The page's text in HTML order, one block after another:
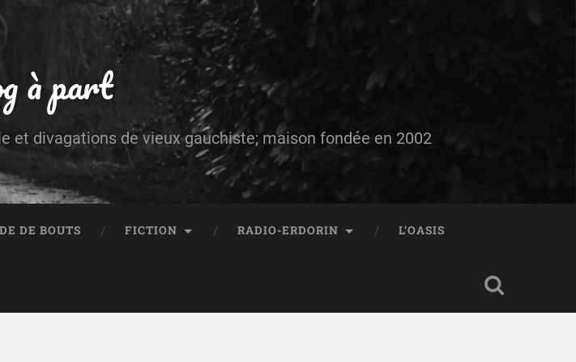
à part
et divagations de vieux gauchiste; maison fondée en 2002
DE BOUTS FICTION RADIO-ERDORIN L’OASIS